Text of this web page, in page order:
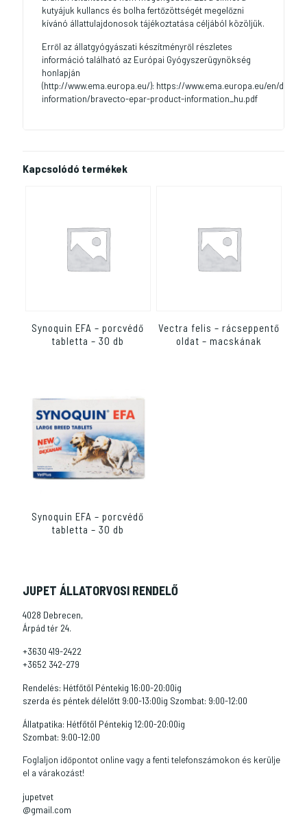
kutyájuk kullancs és bolha fertőzöttségét megelőzni
kívánó állattulajdonosok tájékoztatása céljából közöljük.
Erről az állatgyógyászati készítményről részletes
információ található az Európai Gyógyszerügynökség
honlapján
(http://www.ema.europa.eu/): https://www.ema.europa.eu/en/
information/bravecto-epar-product-information_hu.pdf
Kapcsolódó termékek
Synoquin EFA – porcvédő
tabletta – 30 db
Vectra felis – rácseppentő
oldat – macskának
Synoquin EFA – porcvédő
tabletta – 30 db
JUPET ÁLLATORVOSI RENDELŐ
4028 Debrecen,
Árpád tér 24.
+3630 419-2422
+3652 342-279
Rendelés: Hétfőtől Péntekig 16:00-20:00ig
szerda és péntek délelőtt 9:00-13:00ig Szombat: 9:00-12:00
Állatpatika: Hétfőtől Péntekig 12:00-20:00ig
Szombat: 9:00-12:00
Foglaljon időpontot online vagy a fenti telefonszámokon és kerülje
el a várakozást!
jupetvet
@gmail.com